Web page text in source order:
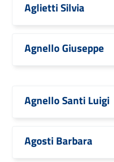
Aglietti Silvia
Agnello Giuseppe
Agnello Santi Luigi
Agosti Barbara